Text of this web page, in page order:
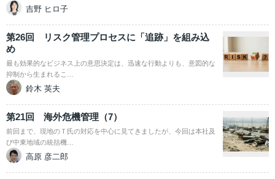
吉野 ヒロ子
第26回 リスク管理プロセスに「追跡」を組み込
め
最も効果的なビジネス上の意思決定は、迅速な行動よりも、意図的な
抑制から生まれるこ…
鈴木 英夫
第21回 海外危機管理（7）
前回まで、現地のＴ氏の対応を中心に見てきましたが、今回は本社及
び中東地域の統括機…
高原 彦二郎